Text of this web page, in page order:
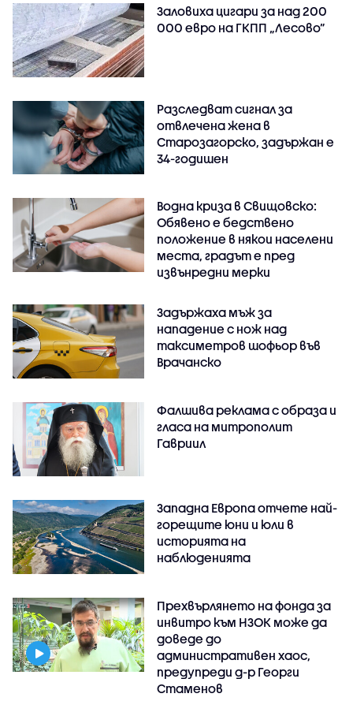
Заловиха цигари за над 200
000 евро на ГКПП „Лесово”
Разследват сигнал за
отвлечена жена в
Старозагорско, задържан е
34-годишен
Водна криза в Свищовско:
Обявено е бедствено
положение в някои населени
места, градът е пред
извънредни мерки
Задържаха мъж за
нападение с нож над
таксиметров шофьор във
Врачанско
Фалшива реклама с образа и
гласа на митрополит
Гавриил
Западна Европа отчете най-
горещите юни и юли в
историята на
наблюденията
Прехвърлянето на фонда за
инвитро към НЗОК може да
доведе до
административен хаос,
предупреди д-р Георги
Стаменов